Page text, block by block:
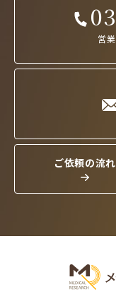
営
ご依頼の流れ